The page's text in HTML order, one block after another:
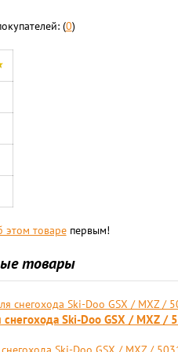
(0)
этом товарепервым!
товары
снегохода Ski-Doo GSX / MXZ